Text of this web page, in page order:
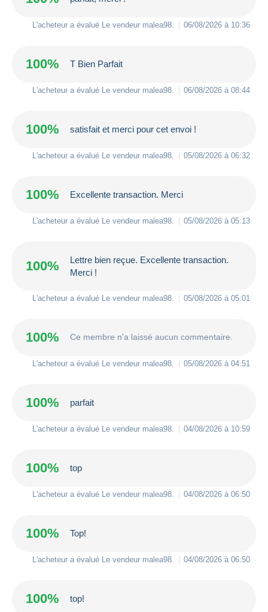
L'acheteur a évalué Le vendeur malea98 06/08/2026 à 10:36
100% T Bien Parfait
L'acheteur a évalué Le vendeur malea98 06/08/2026 à 08:44
100% satisfait et merci pour cet envoi !
L'acheteur a évalué Le vendeur malea98 05/08/2026 à 06:32
100% Excellente transaction. Merci
L'acheteur a évalué Le vendeur malea98 05/08/2026 à 05:13
100%
Lettre bien reçue. Excellente transaction.
Merci !
L'acheteur a évalué Le vendeur malea98 05/08/2026 à 05:01
100% Ce membre n'a laissé aucun commentaire.
L'acheteur a évalué Le vendeur malea98 05/08/2026 à 04:51
100% parfait
L'acheteur a évalué Le vendeur malea98 04/08/2026 à 10:59
100% top
L'acheteur a évalué Le vendeur malea98 04/08/2026 à 06:50
100% Top!
L'acheteur a évalué Le vendeur malea98 04/08/2026 à 06:50
100% top!